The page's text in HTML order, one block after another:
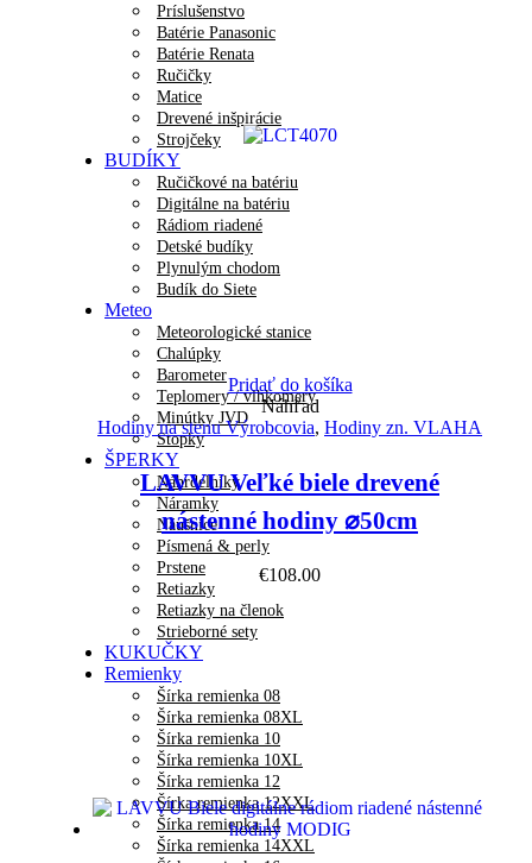
Príslušenstvo
Batérie Panasonic
Batérie Renata
Ručičky
Matice
Drevené inšpirácie
Strojčeky
BUDÍKY
Ručičkové na batériu
Digitálne na batériu
Rádiom riadené
Detské budíky
Plynulým chodom
Budík do Siete
Meteo
Meteorologické stanice
Chalúpky
Barometer
Teplomery / vlhkomery
Minútky JVD
Stopky
ŠPERKY
Náhrdelníky
Náramky
Náušnice
Písmená & perly
Prstene
Retiazky
Retiazky na členok
Strieborné sety
KUKUČKY
Remienky
Šírka remienka 08
Šírka remienka 08XL
Šírka remienka 10
Šírka remienka 10XL
Šírka remienka 12
Šírka remienka 12XXL
Šírka remienka 14
Šírka remienka 14XXL
Pridať do košíka
Náhľad
Hodiny na stenu Výrobcovia, Hodiny zn. VLAHA
LAVVU Veľké biele drevené
nástenné hodiny ⌀50cm
€108.00